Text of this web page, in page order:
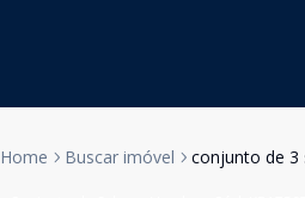
Home Buscar imóvel conjunto de 3